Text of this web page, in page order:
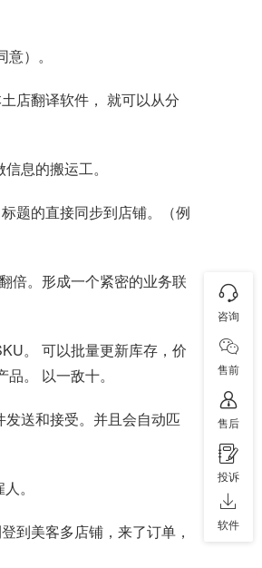
）。
店翻译软件， 就可以从分
息的搬运工。
题的直接同步到店铺。（例
倍。形成一个紧密的业务联
。 可以批量更新库存，价
。 以一敌十。
送和接受。并且会自动匹
。
到美客多店铺，来了订单，
咨询
售前
售后
投诉
软件